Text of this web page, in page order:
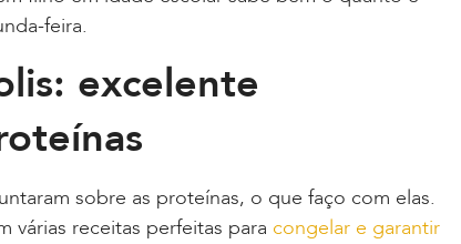
feira.
excelente
sobre as proteínas, o que faço com elas.
várias receitas perfeitas para congelar e garantir